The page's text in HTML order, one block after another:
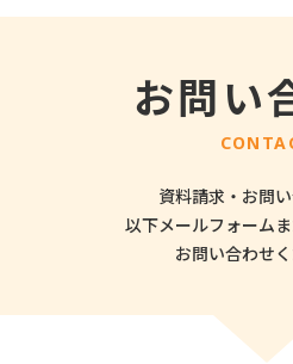
お問い
資料請求・お問い
以下メールフォーム
お問い合わせく